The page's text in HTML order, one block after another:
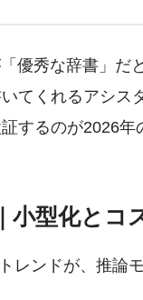
優秀な辞書」だ
てくれるアシス
するのが2026年
小型化とコ
レンドが、推論